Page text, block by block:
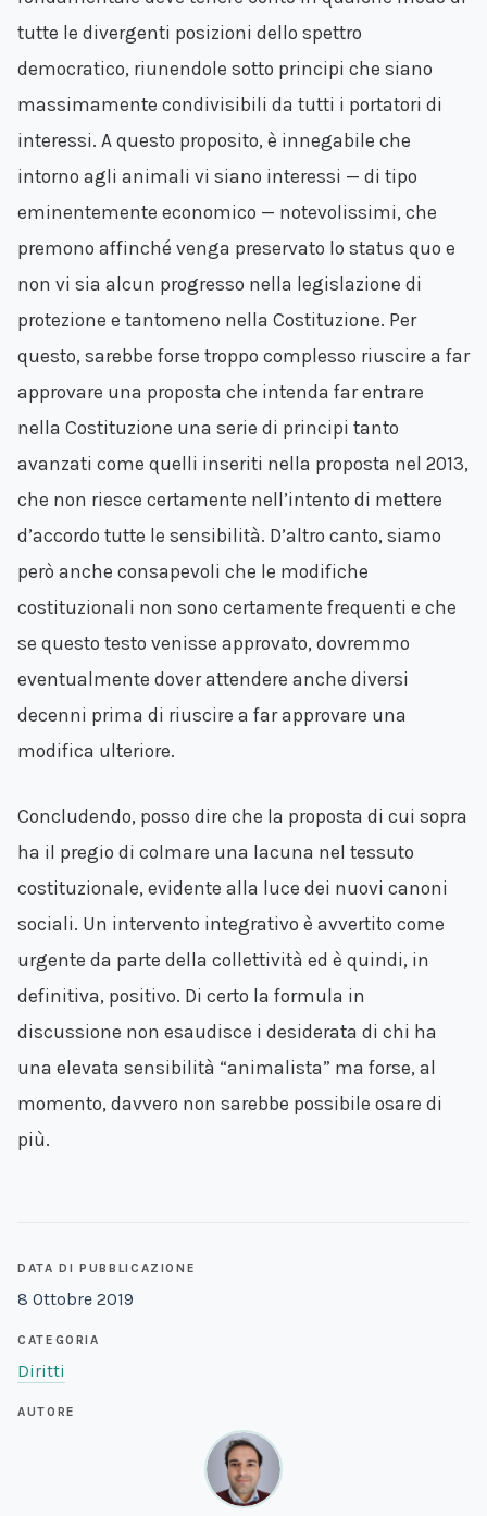
DATA DI PUBBLICAZIONE
8 Ottobre 2019
CATEGORIA
Diritti
AUTORE
tutte le divergenti posizioni dello spettro
democratico, riunendole sotto principi che siano
massimamente condivisibili da tutti i portatori di
interessi. A questo proposito, è innegabile che
intorno agli animali vi siano interessi — di tipo
eminentemente economico — notevolissimi, che
premono affinché venga preservato lo status quo e
non vi sia alcun progresso nella legislazione di
protezione e tantomeno nella Costituzione. Per
questo, sarebbe forse troppo complesso riuscire a far
approvare una proposta che intenda far entrare
nella Costituzione una serie di principi tanto
avanzati come quelli inseriti nella proposta nel 2013,
che non riesce certamente nell’intento di mettere
d’accordo tutte le sensibilità. D’altro canto, siamo
però anche consapevoli che le modifiche
costituzionali non sono certamente frequenti e che
se questo testo venisse approvato, dovremmo
eventualmente dover attendere anche diversi
decenni prima di riuscire a far approvare una
modifica ulteriore.
Concludendo, posso dire che la proposta di cui sopra
ha il pregio di colmare una lacuna nel tessuto
costituzionale, evidente alla luce dei nuovi canoni
sociali. Un intervento integrativo è avvertito come
urgente da parte della collettività ed è quindi, in
definitiva, positivo. Di certo la formula in
discussione non esaudisce i desiderata di chi ha
una elevata sensibilità “animalista” ma forse, al
momento, davvero non sarebbe possibile osare di
più.